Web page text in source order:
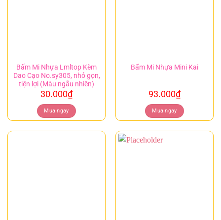
Bấm Mi Nhựa Lmltop Kèm
Dao Cạo No.sy305, nhỏ gọn,
tiện lợi (Màu ngẫu nhiên)
30.000₫
Mua ngay
Bấm Mi Nhựa Mini Kai
93.000₫
Mua ngay